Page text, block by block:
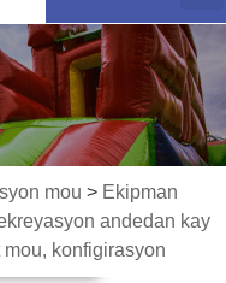
mou > Ekipman
andedan kay
konfigirasyon